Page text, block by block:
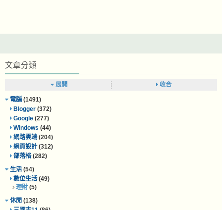
文章分類
展開 收合
電腦 (1491)
Blogger (372)
Google (277)
Windows (44)
網路雲端(204)
網頁設計(312)
部落格(282)
生活(54)
數位生活(49)
理財(5)
休閒 (138)